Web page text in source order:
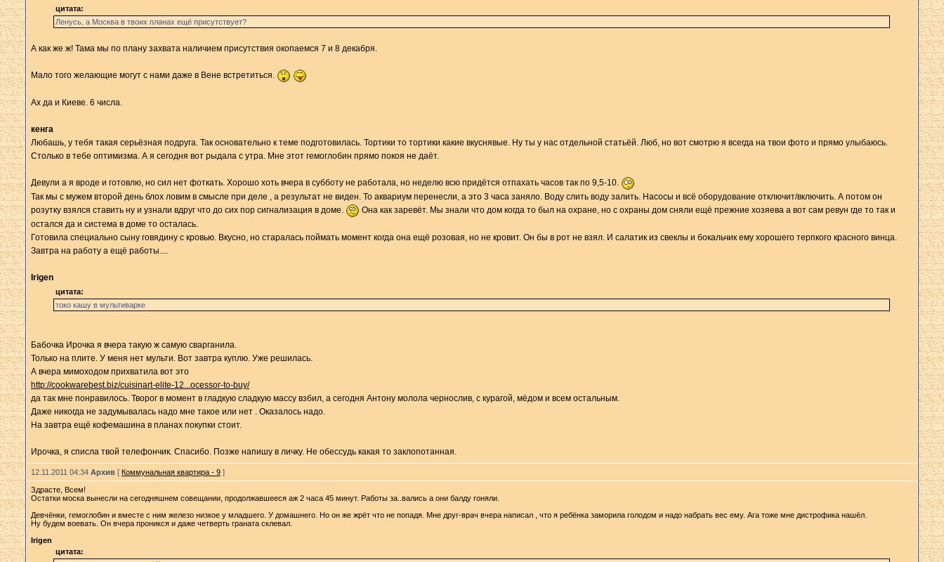
цитата:
Ленусь, а Москва в твоих планах ещё присутствует?
А как же ж! Тама мы по плану захвата наличием присутствия окопаемся 7 и 8 декабря.
Мало того желающие могут с нами даже в Вене встретиться.
Ах да и Киеве. 6 числа.
кенга
Любашь, у тебя такая серьёзная подруга. Так основательно к теме подготовилась. Тортики то тортики какие вкуснявые. Ну ты у нас отдельной статьёй. Люб, но вот смотрю я всегда на твои фото и прямо улыбаюсь.
Столько в тебе оптимизма. А я сегодня вот рыдала с утра. Мне этот гемоглобин прямо покоя не даёт.
Девули а я вроде и готовлю, но сил нет фоткать. Хорошо хоть вчера в субботу не работала, но неделю всю придётся отпахать часов так по 9,5-10.
Так мы с мужем второй день блох ловим в смысле при деле , а результат не виден. То аквариум перенесли, а это 3 часа заняло. Воду слить воду залить. Насосы и всё оборудование отключит/включить. А потом он
розутку взялся ставить ну и узнали вдруг что до сих пор сигнализация в доме.
Она как заревёт. Мы знали что дом когда то был на охране, но с охраны дом сняли ещё прежние хозяева а вот сам ревун где то так и
остался да и система в доме то осталась.
Готовила специально сыну говядину с кровью. Вкусно, но старалась поймать момент когда она ещё розовая, но не кровит. Он бы в рот не взял. И салатик из свеклы и бокальчик ему хорошего терпкого красного винца.
Завтра на работу а ещё работы....
Irigen
цитата:
токо кашу в мультиварке
Бабочка Ирочка я вчера такую ж самую сварганила.
Только на плите. У меня нет мульти. Вот завтра куплю. Уже решилась.
А вчера мимоходом прихватила вот это
http://cookwarebest.biz/cuisinart-elite-12...ocessor-to-buy/
да так мне понравилось. Творог в момент в гладкую сладкую массу взбил, а сегодня Антону молола чернослив, с курагой, мёдом и всем остальным.
Даже никогда не задумывалась надо мне такое или нет . Оказалось надо.
На завтра ещё кофемашина в планах покупки стоит.
Ирочка, я списла твой телефончик. Спасибо. Позже напишу в личку. Не обессудь какая то заклопотанная.
12.11.2011 04:34 Архив[ Коммунальная квартира - 9]
Здрасте, Всем!
Остатки моска вынесли на сегодняшнем совещании, продолжавшееся аж 2 часа 45 минут. Работы за..вались а они балду гоняли.
Девчёнки, гемоглобин и вместе с ним железо низкое у младшего. У домашнего. Но он же жрёт что не попадя. Мне друг-врач вчера написал , что я ребёнка заморила голодом и надо набрать вес ему. Ага тоже мне дистрофика нашёл.
Ну будем воевать. Он вчера проникся и даже четверть граната склевал.
Irigen
цитата: